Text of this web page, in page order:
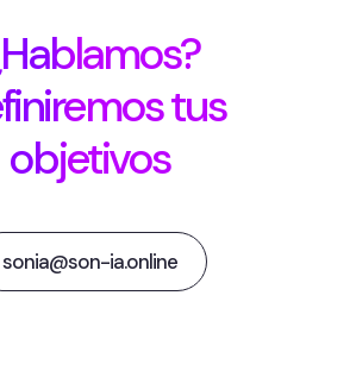
tus
objetivos
sonia@son-ia.online